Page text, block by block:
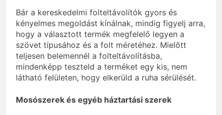
Bár a kereskedelmi folteltávolítók gyors és
kényelmes megoldást kínálnak, mindig figyelj arra,
hogy a választott termék megfelelő legyen a
szövet típusához és a folt méretéhez. Mielőtt
teljesen belemennél a folteltávolításba,
mindenképp teszteld a terméket egy kis, nem
látható felületen, hogy elkerüld a ruha sérülését.
Mosószerek és egyéb háztartási szerek